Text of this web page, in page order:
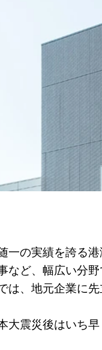
一の実績を誇る
など、幅広い分
は、地元企業に
大震災後はいち